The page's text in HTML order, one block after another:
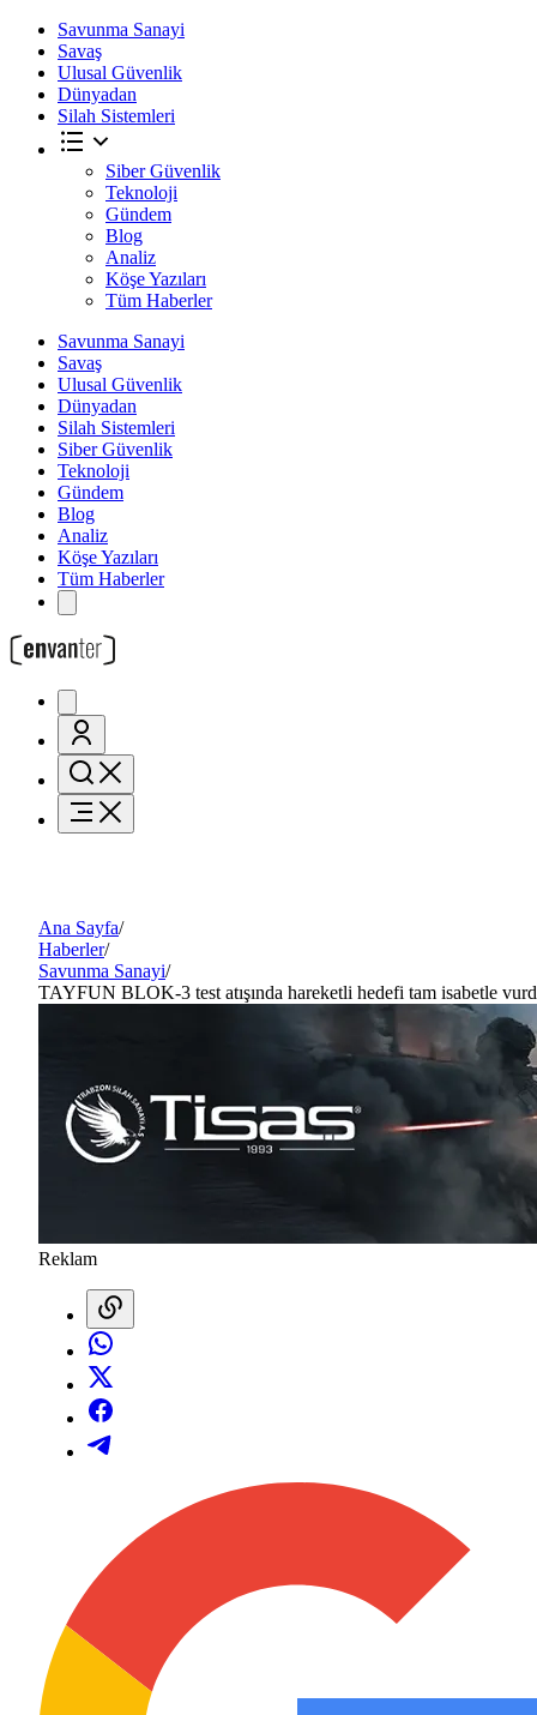
Savunma Sanayi
Savaş
Ulusal Güvenlik
Dünyadan
Silah Sistemleri
Siber Güvenlik
Teknoloji
Gündem
Blog
Analiz
Köşe Yazıları
Tüm Haberler
Savunma Sanayi
Savaş
Ulusal Güvenlik
Dünyadan
Silah Sistemleri
Siber Güvenlik
Teknoloji
Gündem
Blog
Analiz
Köşe Yazıları
Tüm Haberler
Ana Sayfa/
Haberler/
Savunma Sanayi/
TAYFUN BLOK-3 test atışında hareketli hedefi tam isabetle
Reklam